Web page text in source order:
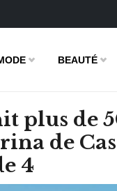
BEAUTÉ
plus de
de
4